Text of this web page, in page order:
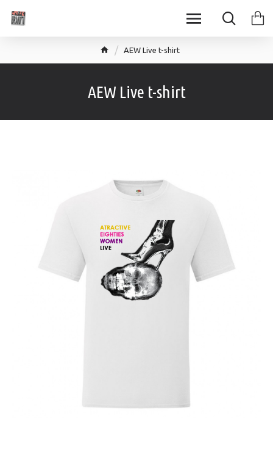
AEW Live t-shirt
AEW Live t-shirt